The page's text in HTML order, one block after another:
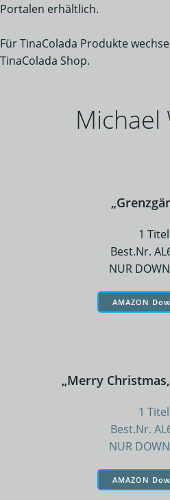
Portalen erhältlich.
Für TinaColada Produkte
TinaColada Shop.
Michael
1 Titel
Best.Nr.
NUR
AMAZON
„Merry
1 Titel
Best.Nr.
NUR
AMAZON